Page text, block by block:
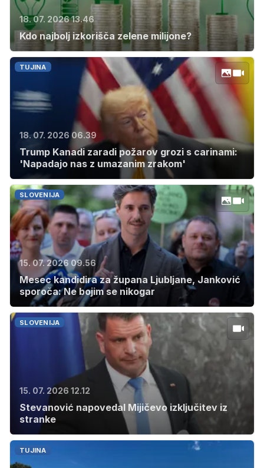
18. 07. 2026 13.46
Kdo najbolj izkorišča zelene milijone?
TUJINA
18. 07. 2026 06.39
Trump Kanadi zaradi požarov grozi s carinami:
'Napadajo nas z umazanim zrakom'
SLOVENIJA
15. 07. 2026 09.56
Mesec kandidira za župana Ljubljane, Janković
sporoča: Ne bojim se nikogar
SLOVENIJA
15. 07. 2026 12.12
Stevanović napovedal Mijičevo izključitev iz
stranke
TUJINA